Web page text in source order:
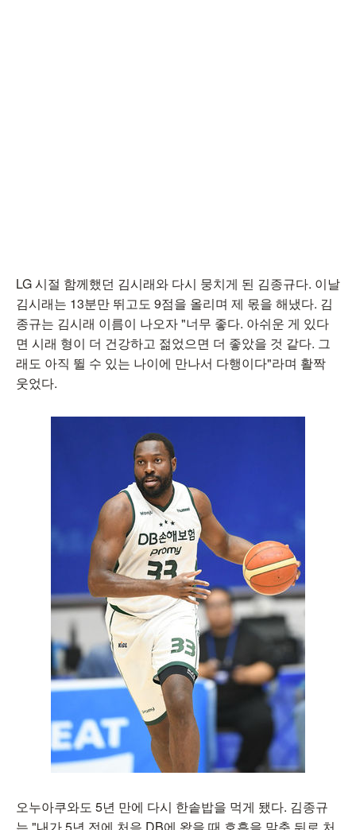
LG 시절 함께했던 김시래와 다시 뭉치게 된 김종규다. 이날
김시래는 13분만 뛰고도 9점을 올리며 제 몫을 해냈다. 김
종규는 김시래 이름이 나오자 "너무 좋다. 아쉬운 게 있다
면 시래 형이 더 건강하고 젊었으면 더 좋았을 것 같다. 그
래도 아직 뛸 수 있는 나이에 만나서 다행이다"라며 활짝
웃었다.
오누아쿠와도 5년 만에 다시 한솥밥을 먹게 됐다. 김종규